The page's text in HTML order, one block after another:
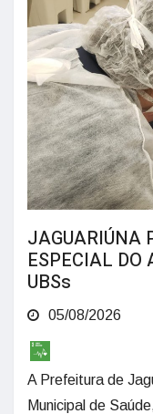
JAGUARIÚNA
ESPECIAL DO
UBSs
05/08/2026
A Prefeitura de
Municipal de